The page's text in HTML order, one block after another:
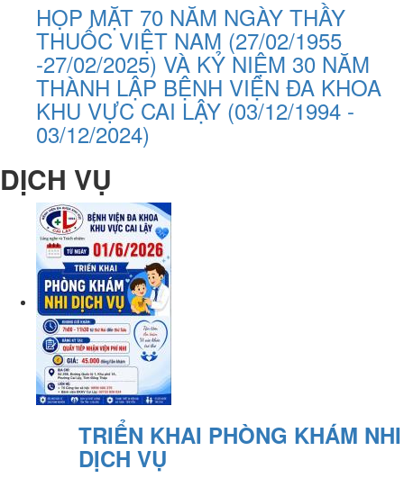
HỌP MẶT 70 NĂM NGÀY THẦY
THUỐC VIỆT NAM (27/02/1955
-27/02/2025) VÀ KỶ NIỆM 30 NĂM
THÀNH LẬP BỆNH VIỆN ĐA KHOA
KHU VỰC CAI LẬY (03/12/1994 -
03/12/2024)
DỊCH VỤ
TRIỂN KHAI PHÒNG KHÁM NHI
DỊCH VỤ